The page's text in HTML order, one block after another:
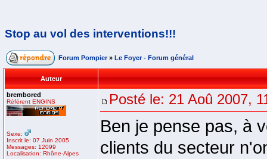
Stop au vol des interventions!!!
Forum Pompier » Le Foyer - Forum général
Auteur
brembored
Référent ENGINS
Sexe:
Inscrit le: 07 Juin 2005
Messages: 12099
Localisation: Rhône-Alpes
Posté le: 21 Aoû 2007,
Ben je pense pas, à
clients du secteur